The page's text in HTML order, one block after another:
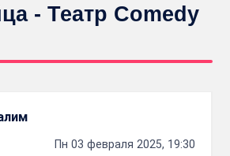
- Театр Comedy
Пн 03 февраля 2025, 19:30